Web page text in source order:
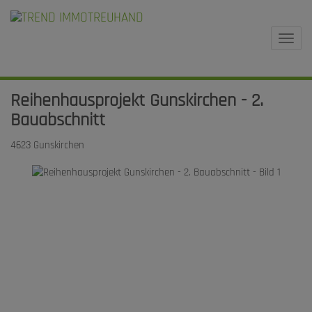
Reihenhausprojekt Gunskirchen - 2.
Bauabschnitt
4623 Gunskirchen